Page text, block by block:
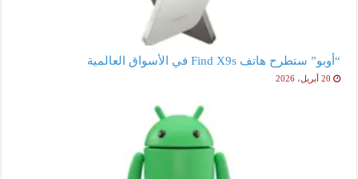
“أوبو” ستطرح هاتف Find X9s في الأسواق العالمية
20 أبريل، 2026